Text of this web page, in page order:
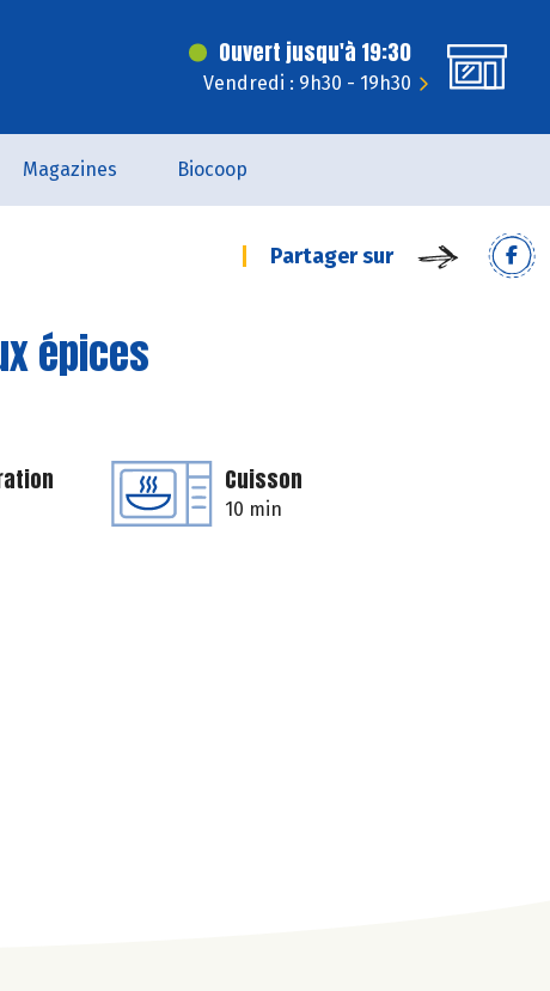
Ouvert jusqu'à 19:30
Vendredi : 9h30 - 19h30
Magazines Biocoop
Partager sur
épices
Cuisson
10 min